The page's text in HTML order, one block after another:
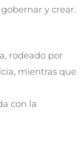
y crear.
rodeado por
mientras que
con la